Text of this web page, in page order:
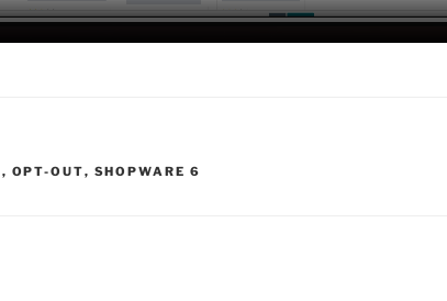
, OPT-OUT, SHOPWARE 6